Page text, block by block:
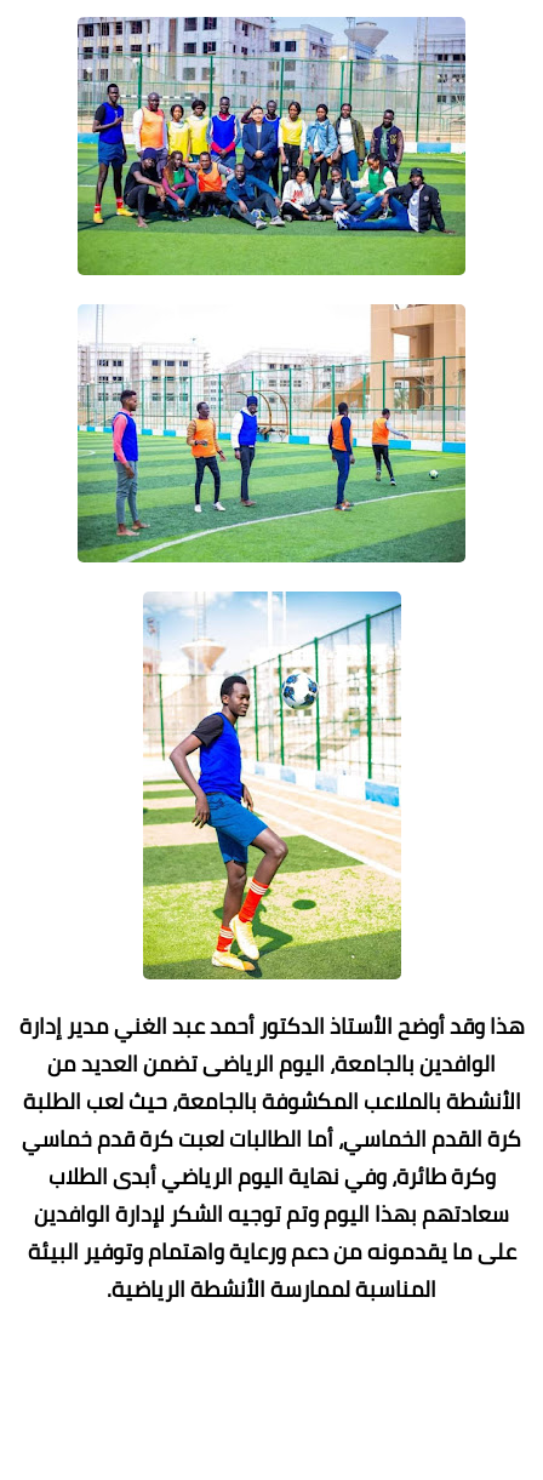
هذا وقد أوضح الأستاذ الدكتور أحمد عبد الغني مدير إدارة
الوافدين بالجامعة، اليوم الرياضى تضمن العديد من
الأنشطة بالملاعب المكشوفة بالجامعة، حيث لعب الطلبة
كرة القدم الخماسي، أما الطالبات لعبت كرة قدم خماسي
وكرة طائرة، وفي نهاية اليوم الرياضي أبدى الطلاب
سعادتهم بهذا اليوم وتم توجيه الشكر لإدارة الوافدين
على ما يقدمونه من دعم ورعاية واهتمام وتوفير البيئة
المناسبة لممارسة الأنشطة الرياضية.